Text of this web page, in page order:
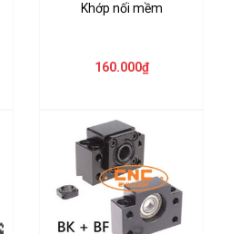
Khớp nối mềm
160.000₫